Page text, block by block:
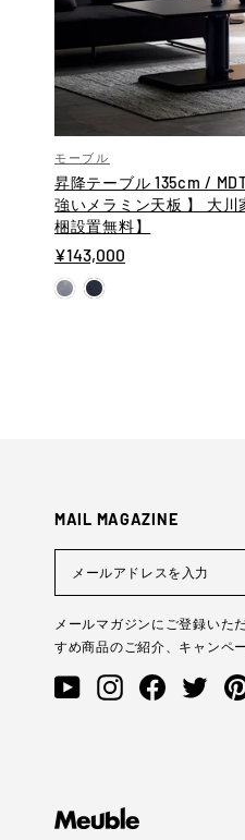
モーブル
昇降テーブル 135cm /
強いメラミン天板 】 大川
梱設置無料】
¥143,000
MAIL MAGAZINE
ル
ド
レ
を
メールマガジンにご登録いた
すめ商品のご紹介、キャンペ
YouTubeInstagramFacebook